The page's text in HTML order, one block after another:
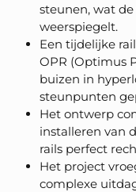
steunen, wat
weerspiegelt.
Een tijdelijke
OPR (Optimus
buizen in
steunpunten
Het ontwerp
installeren van
rails perfect
Het project
complexe